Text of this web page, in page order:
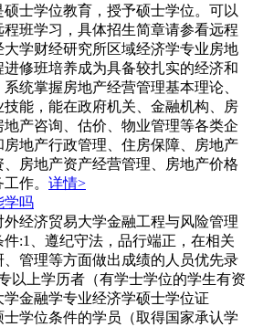
士学位教育，授予硕士学位。可以
班学习，具体招生简章请参看远程
学财经研究所区域经济学专业房地
修班培养成为具备较扎实的经济和
统掌握房地产经营管理基本理论、
能，能在政府机关、金融机构、房
产咨询、估价、物业管理等各类企
房地产行政管理、住房保障、房地产
房地产资产经营管理、房地产价格
作。 详情>
学吗
经济贸易大学金融工程与风险管理
:1、遵纪守法，品行端正，在相关
管理等方面做出成绩的人员优先录
以上学历者（有学士学位的学生有资
金融学专业经济学硕士学位证
学位条件的学员（取得国家承认学